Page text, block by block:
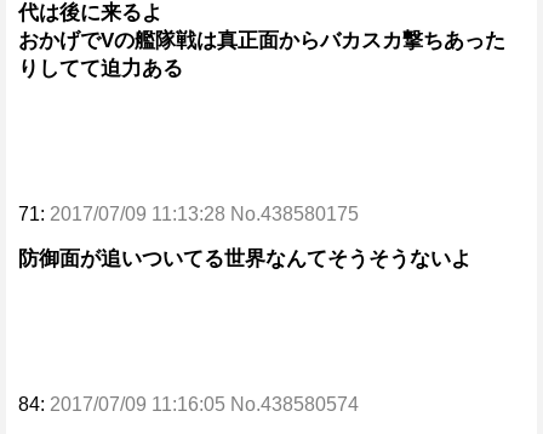
代は後に来るよ
おかげでVの艦隊戦は真正面からバカスカ撃ちあった
りしてて迫力ある
71: 2017/07/09 11:13:28 No.438580175
防御面が追いついてる世界なんてそうそうないよ
84: 2017/07/09 11:16:05 No.438580574